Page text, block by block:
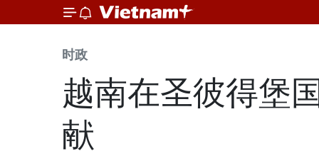
时政
越南在圣彼得堡
献